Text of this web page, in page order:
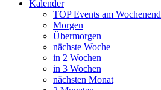
Kalender
TOP Events am
Morgen
Übermorgen
nächste Woche
in 2 Wochen
in 3 Wochen
nächsten Monat